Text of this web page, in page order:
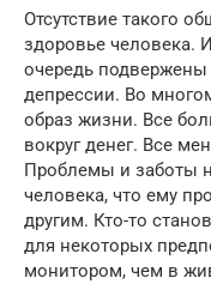
Отсутствие такого
здоровье человека.
очередь
депрессии. Во
образ жизни. Все
вокруг денег. Все
Проблемы и заботы
человека, что ему
другим. Кто-то
для некоторых
монитором, чем в